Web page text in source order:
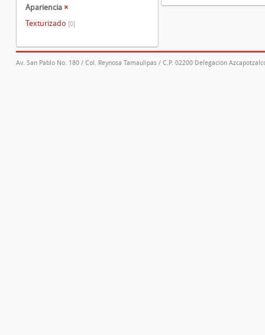
Apariencia ×
Texturizado [0]
Av. San Pablo No. 180 / Col. Reynosa Tamaulipas / C.P. 02200 Delegación